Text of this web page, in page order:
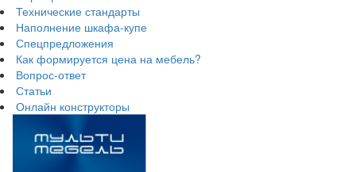
Технические стандарты
Наполнение шкафа-купе
Спецпредложения
Как формируется цена на мебель?
Вопрос-ответ
Статьи
Онлайн конструкторы